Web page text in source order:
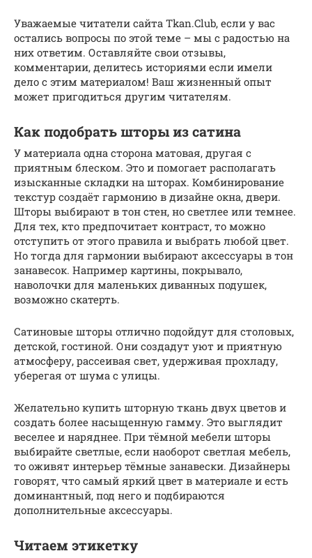
Уважаемые читатели сайта Tkan.Club, если у вас
остались вопросы по этой теме – мы с радостью на
них ответим. Оставляйте свои отзывы,
комментарии, делитесь историями если имели
дело с этим материалом! Ваш жизненный опыт
может пригодиться другим читателям.
Как подобрать шторы из сатина
У материала одна сторона матовая, другая с
приятным блеском. Это и помогает располагать
изысканные складки на шторах. Комбинирование
текстур создаёт гармонию в дизайне окна, двери.
Шторы выбирают в тон стен, но светлее или темнее.
Для тех, кто предпочитает контраст, то можно
отступить от этого правила и выбрать любой цвет.
Но тогда для гармонии выбирают аксессуары в тон
занавесок. Например картины, покрывало,
наволочки для маленьких диванных подушек,
возможно скатерть.
Сатиновые шторы отлично подойдут для столовых,
детской, гостиной. Они создадут уют и приятную
атмосферу, рассеивая свет, удерживая прохладу,
уберегая от шума с улицы.
Желательно купить шторную ткань двух цветов и
создать более насыщенную гамму. Это выглядит
веселее и наряднее. При тёмной мебели шторы
выбирайте светлые, если наоборот светлая мебель,
то оживят интерьер тёмные занавески. Дизайнеры
говорят, что самый яркий цвет в материале и есть
доминантный, под него и подбираются
дополнительные аксессуары.
Читаем этикетку